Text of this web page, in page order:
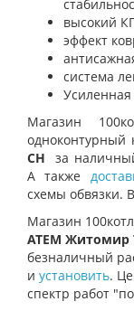
высокий
эффект
система
Усиленная
Магазин
одноконтурный
СН за
А также
схемы обвязки.
Магазин
АТЕМ Житомир
безналичный
и установить.
спектр работ